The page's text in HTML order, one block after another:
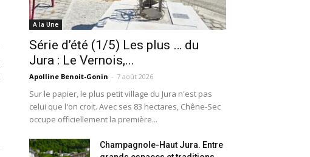
A la Une
Série d’été (1/5) Les plus … du
Jura : Le Vernois,...
Apolline Benoit-Gonin - 7 août 2026
Sur le papier, le plus petit village du Jura n'est pas
celui que l'on croit. Avec ses 83 hectares, Chêne-Sec
occupe officiellement la première...
Champagnole-Haut Jura. Entre